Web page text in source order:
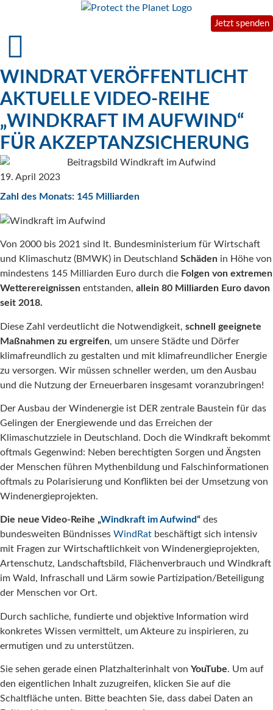
Jetzt spenden
WINDRAT VERÖFFENTLICHT
AKTUELLE VIDEO-REIHE
„WINDKRAFT IM AUFWIND“
FÜR AKZEPTANZSICHERUNG
19. April 2023
Zahl des Monats: 145 Milliarden
Von 2000 bis 2021 sind lt. Bundesministerium für Wirtschaft
und Klimaschutz (BMWK) in Deutschland Schäden in Höhe von
mindestens 145 Milliarden Euro durch die Folgen von extremen
Wetterereignissen entstanden, allein 80 Milliarden Euro davon
seit 2018.
Diese Zahl verdeutlicht die Notwendigkeit, schnell geeignete
Maßnahmen zu ergreifen, um unsere Städte und Dörfer
klimafreundlich zu gestalten und mit klimafreundlicher Energie
zu versorgen. Wir müssen schneller werden, um den Ausbau
und die Nutzung der Erneuerbaren insgesamt voranzubringen!
Der Ausbau der Windenergie ist DER zentrale Baustein für das
Gelingen der Energiewende und das Erreichen der
Klimaschutzziele in Deutschland. Doch die Windkraft bekommt
oftmals Gegenwind: Neben berechtigten Sorgen und Ängsten
der Menschen führen Mythenbildung und Falschinformationen
oftmals zu Polarisierung und Konflikten bei der Umsetzung von
Windenergieprojekten.
Die neue Video-Reihe „Windkraft im Aufwind“ des
bundesweiten Bündnisses WindRat beschäftigt sich intensiv
mit Fragen zur Wirtschaftlichkeit von Windenergieprojekten,
Artenschutz, Landschaftsbild, Flächenverbrauch und Windkraft
im Wald, Infraschall und Lärm sowie Partizipation/Beteiligung
der Menschen vor Ort.
Durch sachliche, fundierte und objektive Information wird
konkretes Wissen vermittelt, um Akteure zu inspirieren, zu
ermutigen und zu unterstützen.
Sie sehen gerade einen Platzhalterinhalt von YouTube. Um auf
den eigentlichen Inhalt zuzugreifen, klicken Sie auf die
Schaltfläche unten. Bitte beachten Sie, dass dabei Daten an